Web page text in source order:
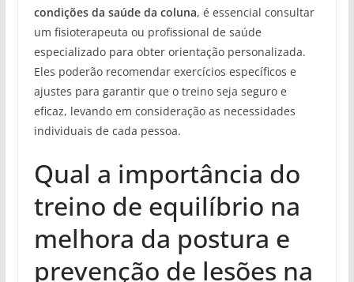
condições da saúde da coluna, é essencial consultar
um fisioterapeuta ou profissional de saúde
especializado para obter orientação personalizada.
Eles poderão recomendar exercícios específicos e
ajustes para garantir que o treino seja seguro e
eficaz, levando em consideração as necessidades
individuais de cada pessoa.
Qual a importância do
treino de equilíbrio na
melhora da postura e
prevenção de lesões na